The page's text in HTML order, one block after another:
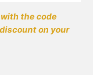
the code
discount on your